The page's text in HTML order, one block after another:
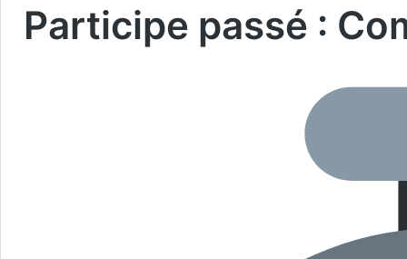
Participe passé :